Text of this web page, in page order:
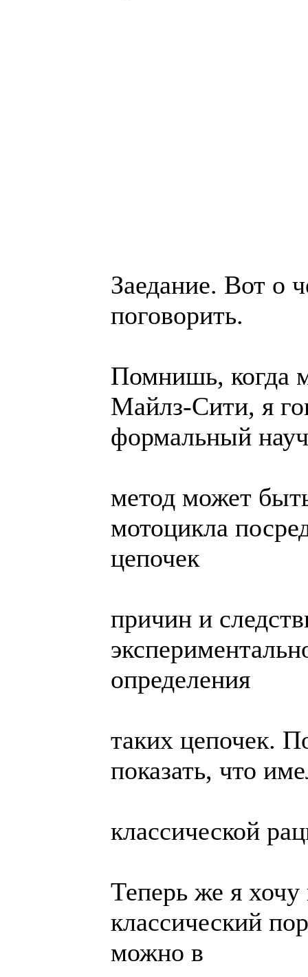
Заедание. Вот о
поговорить.
Помнишь, когда
Майлз-Сити, я
формальный
метод может
мотоцикла
цепочек
причин и
определения
таких цепочек.
показать, что
классической
Теперь же я хочу
классический
можно в